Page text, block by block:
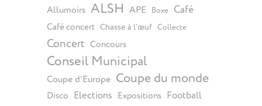
Allumoirs ALSH APE Boxe Café
Café concert Chasse à l’œuf Collecte
Concert Concours
Conseil Municipal
Coupe d'Europe Coupe du monde
Disco Elections Expositions Football